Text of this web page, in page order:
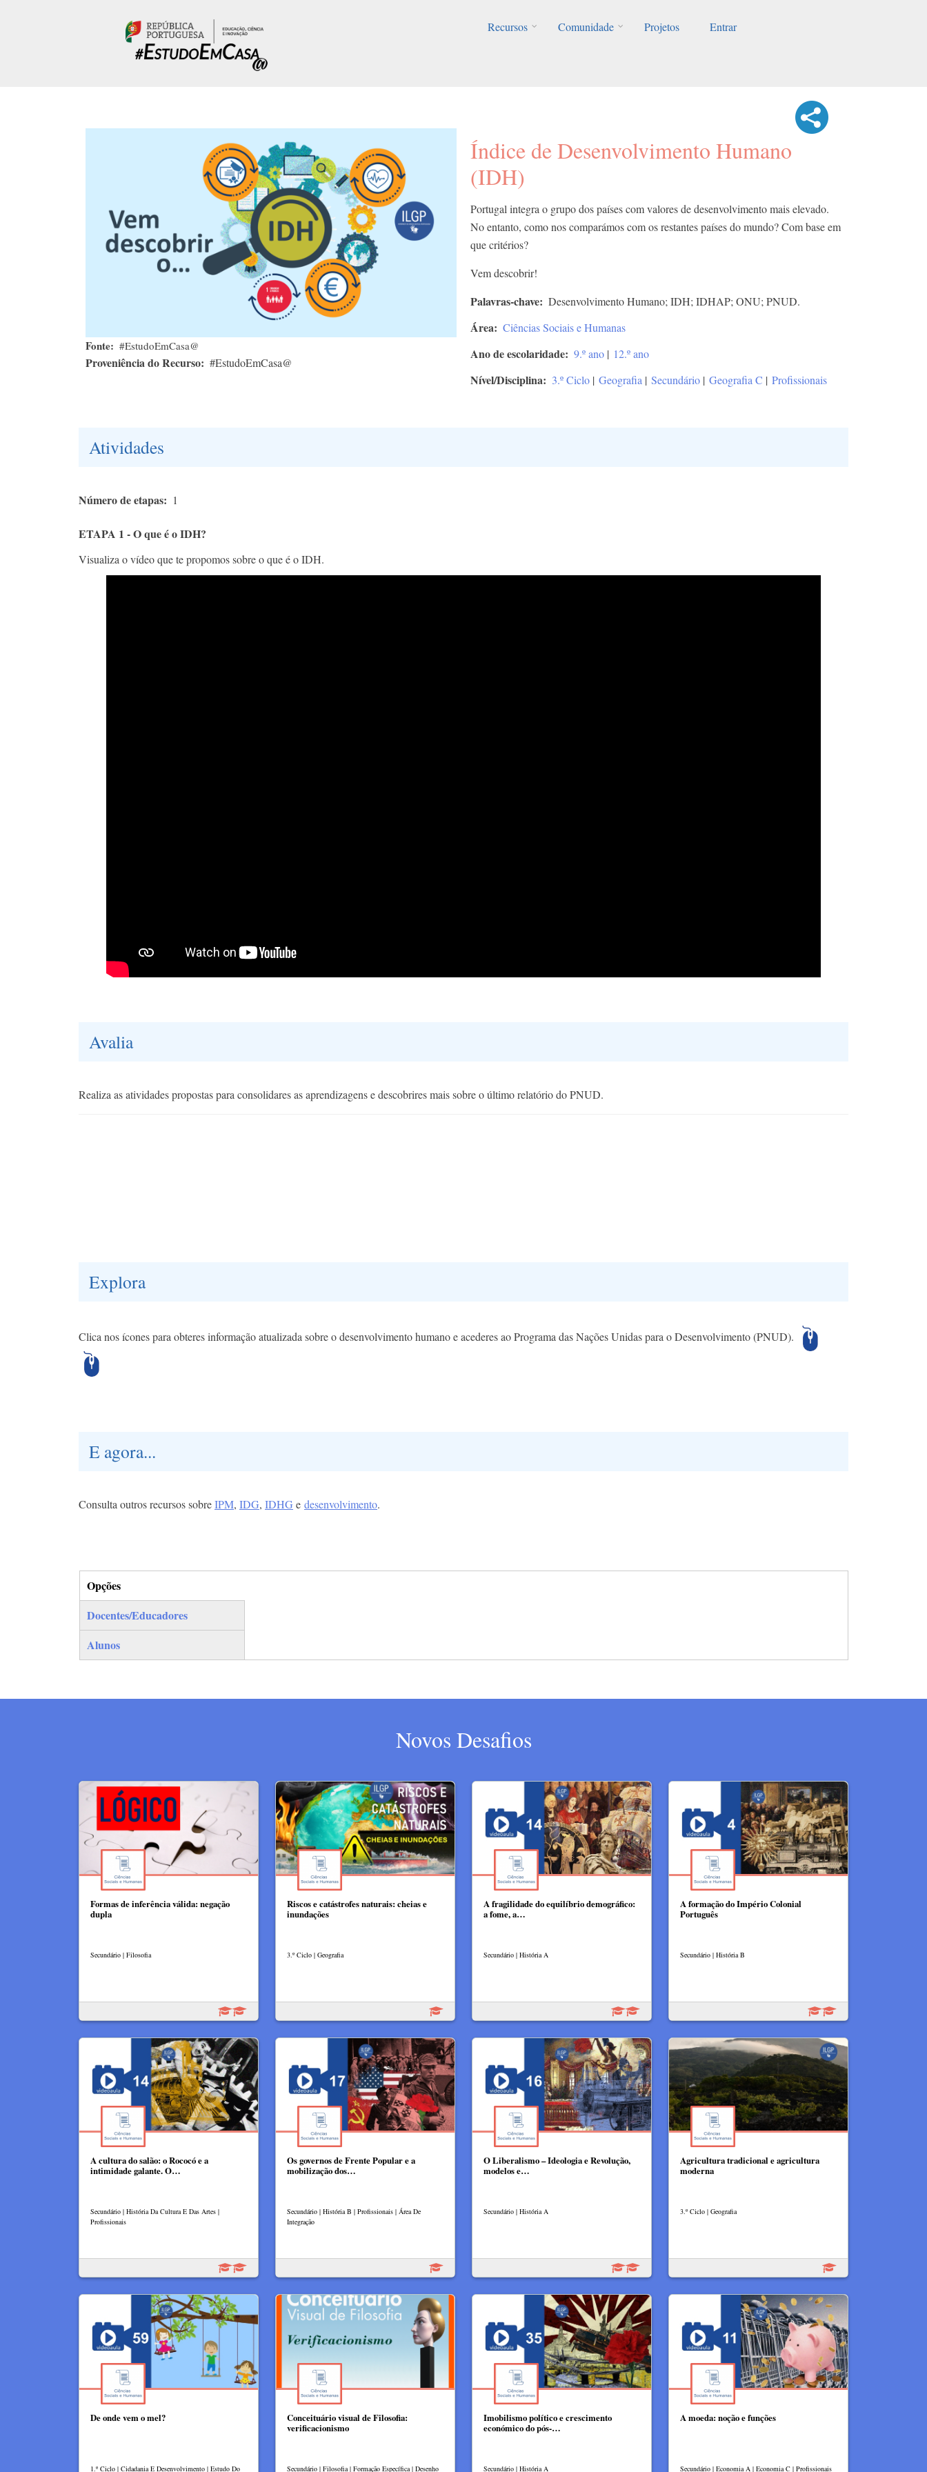
Recursos
Comunidade Projetos Entrar
Fonte #EstudoEmCasa@
Proveniência do Recurso #EstudoEmCasa@
Índice de Desenvolvimento Humano
(IDH)
Portugal integra o grupo dos países com valores de desenvolvimento mais elevado.
No entanto, como nos comparámos com os restantes países do mundo? Com base em
que critérios?
Vem descobrir!
Palavras-chave Desenvolvimento Humano; IDH; IDHAP; ONU; PNUD.
Área Ciências Sociais e Humanas
Ano de escolaridade 9.º ano | 12.º ano
Nível/Disciplina 3.º Ciclo | Geografia | Secundário | Geografia C | Profissionais
Atividades
Número de etapas 1
ETAPA 1 - O que é o IDH?
Visualiza o vídeo que te propomos sobre o que é o IDH.
Avalia
Realiza as atividades propostas para consolidares as aprendizagens e descobrires mais sobre o último relatório do PNUD.
Explora
Clica nos ícones para obteres informação atualizada sobre o desenvolvimento humano e acederes ao Programa das Nações Unidas para o Desenvolvimento (PNUD).
E agora...
Consulta outros recursos sobreIPM, IDG, IDHG e desenvolvimento.
Opções
(separador ativo)
Docentes/Educadores
Alunos
Novos Desafios
Formas de inferência válida: negação
dupla
Secundário | Filosofia
Riscos e catástrofes naturais: cheias e
inundações
3.º Ciclo | Geografia
A fragilidade do equilíbrio demográfico:
a fome, a…
Secundário | História A
A formação do Império Colonial
Português
Secundário | História B
A cultura do salão: o Rococó e a
intimidade galante. O…
Secundário | História Da Cultura E Das Artes |
Profissionais
Os governos de Frente Popular e a
mobilização dos…
Secundário | História B | Profissionais | Área De
Integração
O Liberalismo – Ideologia e Revolução,
modelos e…
Secundário | História A
Agricultura tradicional e agricultura
moderna
3.º Ciclo | Geografia
De onde vem o mel?
1.º Ciclo | Cidadania E Desenvolvimento | Estudo Do
Conceituário visual de Filosofia:
verificacionismo
Secundário | Filosofia | Formação Específica | Desenho
Imobilismo político e crescimento
económico do pós-…
Secundário | História A
A moeda: noção e funções
Secundário | Economia A | Economia C | Profissionais